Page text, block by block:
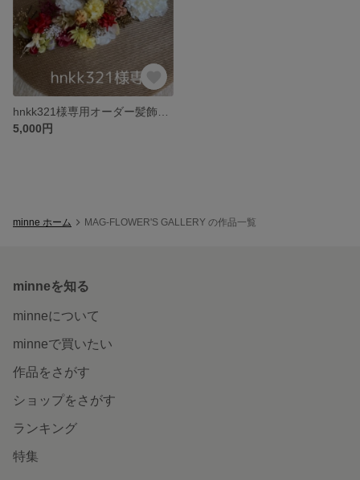
5,000円
minne ホーム MAG-FLOWER'S GALLERY の作品一覧
minneを知る
minneについて
minneで買いたい
作品をさがす
ショップをさがす
ランキング
特集